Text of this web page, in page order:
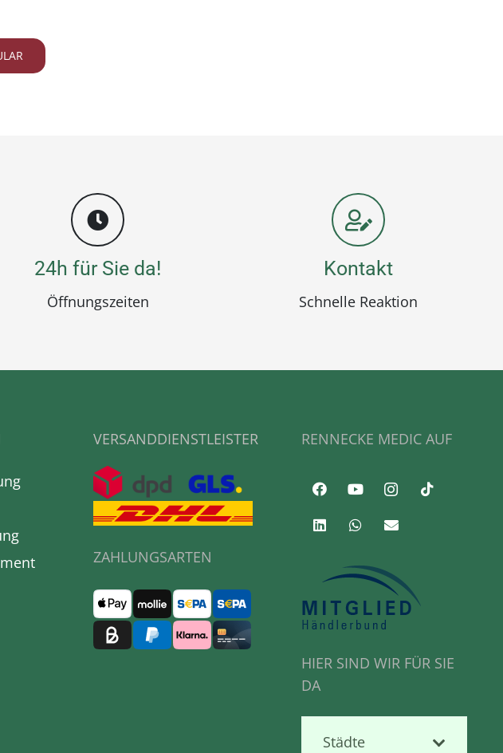
24h für Sie da!
Öffnungszeiten
Kontakt
Schnelle Reaktion
VERSANDDIENSTLEISTER
ZAHLUNGSARTEN
RENNECKE MEDIC AUF
HIER SIND WIR FÜR SIE
DA
Städte